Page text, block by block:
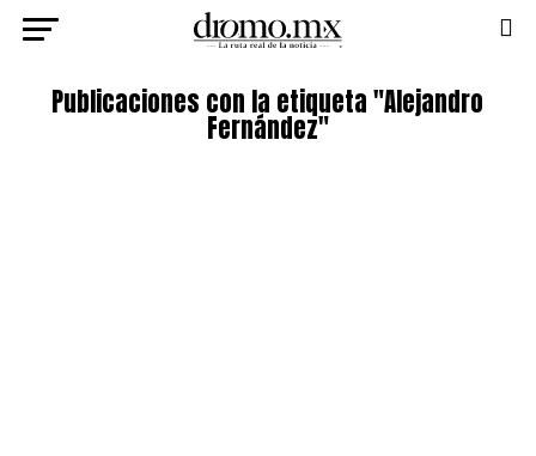
Publicaciones con la etiqueta "Alejandro
Fernández"